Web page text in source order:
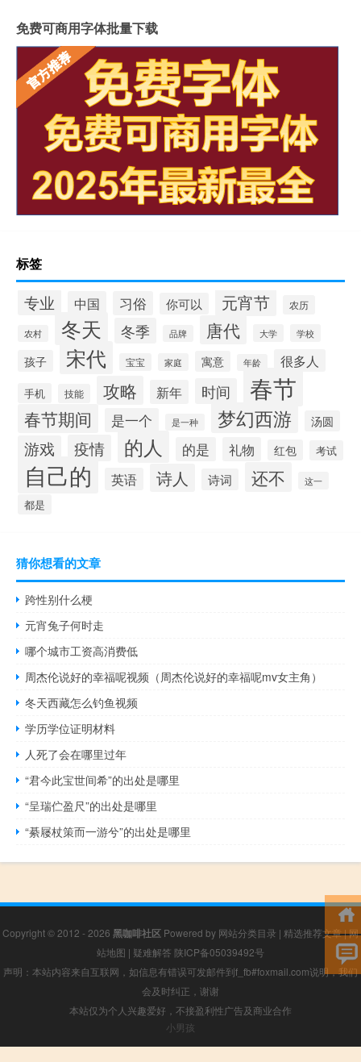
免费可商用字体批量下载
标签
专业 中国 习俗 你可以 元宵节 农历
农村 冬天 冬季 品牌 唐代 大学 学校
孩子 宋代 宝宝 家庭 寓意 年龄 很多人
手机 技能 攻略 新年 时间 春节
春节期间 是一个 是一种 梦幻西游 汤圆
游戏 疫情 的人 的是 礼物 红包 考试
自己的 英语 诗人 诗词 还不 这一
都是
猜你想看的文章
跨性别什么梗
元宵兔子何时走
哪个城市工资高消费低
周杰伦说好的幸福呢视频（周杰伦说好的幸福呢mv女主角）
冬天西藏怎么钓鱼视频
学历学位证明材料
人死了会在哪里过年
“君今此宝世间希”的出处是哪里
“呈瑞伫盈尺”的出处是哪里
“綦屦杖策而一游兮”的出处是哪里
Copyright © 2012 - 2026 黑咖啡社区 Powered by 网站分类目录 | 精选推荐文章|网
站地图 | 疑难解答 陕ICP备05039492号
声明：本站内容来自互联网，如信息有错误可发邮件到f_fb#foxmail.com说明，我们
会及时纠正，谢谢
本站仅为个人兴趣爱好，不接盈利性广告及商业合作
小男孩